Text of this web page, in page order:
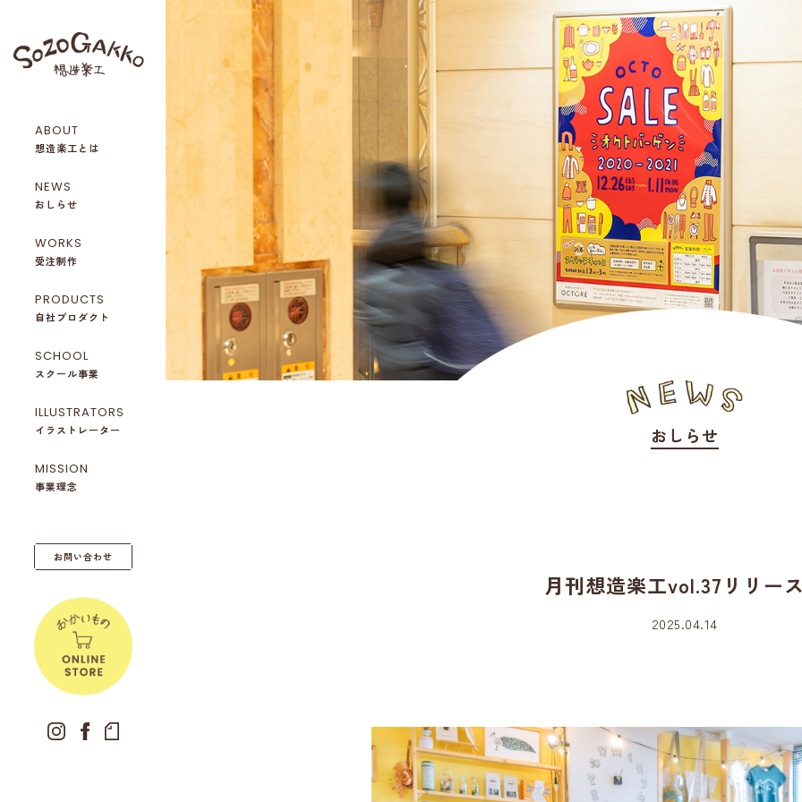
ABOUT
想造楽工とは
NEWS
おしらせ
WORKS
受注制作
PRODUCTS
自社プロダクト
SCHOOL
スクール事業
ILLUSTRATORS
イラストレーター
MISSION
事業理念
お問い合わせ
おしらせ
月刊想造楽工vol.37リリー
2025.04.14